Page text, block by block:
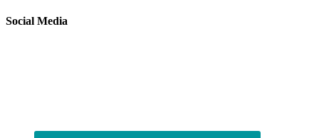
Social Media